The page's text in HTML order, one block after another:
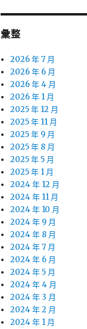
彙整
2026 年 7 月
2026 年 6 月
2026 年 4 月
2026 年 1 月
2025 年 12 月
2025 年 11 月
2025 年 9 月
2025 年 8 月
2025 年 5 月
2025 年 1 月
2024 年 12 月
2024 年 11 月
2024 年 10 月
2024 年 9 月
2024 年 8 月
2024 年 7 月
2024 年 6 月
2024 年 5 月
2024 年 4 月
2024 年 3 月
2024 年 2 月
2024 年 1 月